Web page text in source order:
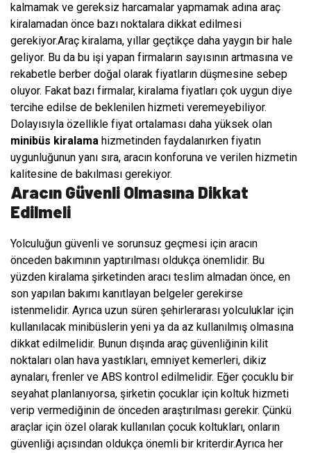
kalmamak ve gereksiz harcamalar yapmamak adına araç
kiralamadan önce bazı noktalara dikkat edilmesi
gerekiyor.Araç kiralama, yıllar geçtikçe daha yaygın bir hale
geliyor. Bu da bu işi yapan firmaların sayısının artmasına ve
rekabetle berber doğal olarak fiyatların düşmesine sebep
oluyor. Fakat bazı firmalar, kiralama fiyatları çok uygun diye
tercihe edilse de beklenilen hizmeti veremeyebiliyor.
Dolayısıyla özellikle fiyat ortalaması daha yüksek olan
minibüs kiralama hizmetinden faydalanırken fiyatın
uygunluğunun yanı sıra, aracın konforuna ve verilen hizmetin
kalitesine de bakılması gerekiyor.
Aracın Güvenli Olmasına Dikkat
Edilmeli
Yolculuğun güvenli ve sorunsuz geçmesi için aracın
önceden bakımının yaptırılması oldukça önemlidir. Bu
yüzden kiralama şirketinden aracı teslim almadan önce, en
son yapılan bakımı kanıtlayan belgeler gerekirse
istenmelidir. Ayrıca uzun süren şehirlerarası yolculuklar için
kullanılacak minibüslerin yeni ya da az kullanılmış olmasına
dikkat edilmelidir. Bunun dışında araç güvenliğinin kilit
noktaları olan hava yastıkları, emniyet kemerleri, dikiz
aynaları, frenler ve ABS kontrol edilmelidir. Eğer çocuklu bir
seyahat planlanıyorsa, şirketin çocuklar için koltuk hizmeti
verip vermediğinin de önceden araştırılması gerekir. Çünkü
araçlar için özel olarak kullanılan çocuk koltukları, onların
güvenliği açısından oldukça önemli bir kriterdir.Ayrıca her